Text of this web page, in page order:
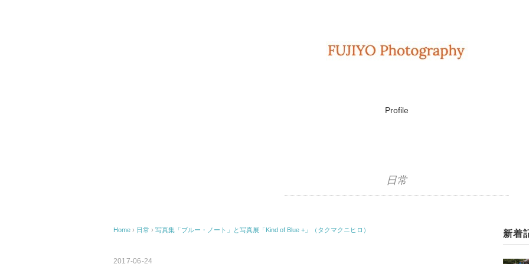
Profile
日常
Home › 日常 › 写真集「ブルー・ノート」と写真展「Kind of Blue +」（タクマクニヒロ）
2017-06-24
新着